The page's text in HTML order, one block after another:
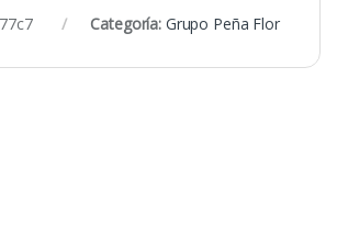
Categoría: Grupo Peña Flor